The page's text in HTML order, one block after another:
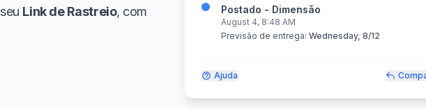
Link de Rastreio, com
Postado - Dimensão
August 4, 8:48 AM
Previsão de entrega: Wednesday, 8/12
Ajuda